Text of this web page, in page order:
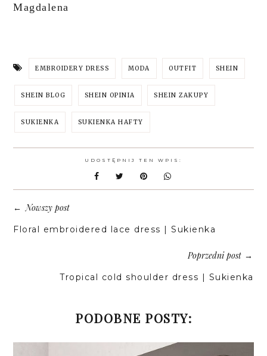
Magdalena
EMBROIDERY DRESS MODA OUTFIT SHEIN
SHEIN BLOG SHEIN OPINIA SHEIN ZAKUPY
SUKIENKA SUKIENKA HAFTY
UDOSTĘPNIJ TEN WPIS:
←Nowszy post
Floral embroidered lace dress | Sukienka
Poprzedni post→
Tropical cold shoulder dress | Sukienka
PODOBNE POSTY: